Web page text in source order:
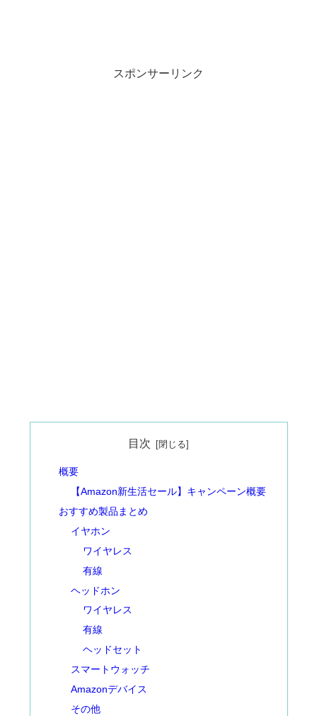
スポンサーリンク
目次
概要
【Amazon新生活セール】キャンペーン概要
おすすめ製品まとめ
イヤホン
ワイヤレス
有線
ヘッドホン
ワイヤレス
有線
ヘッドセット
スマートウォッチ
Amazonデバイス
その他